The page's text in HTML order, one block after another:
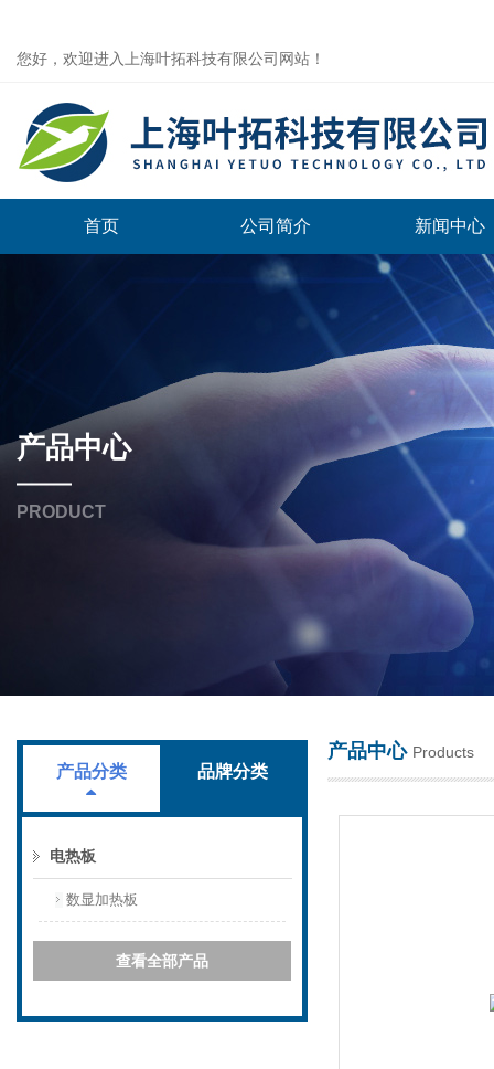
您好，欢迎进入上海叶拓科技有限公司网站！
首页 公司简介 新闻中心
产品中心
PRODUCT
产品分类 品牌分类
电热板
数显加热板
查看全部产品
产品中心 Products